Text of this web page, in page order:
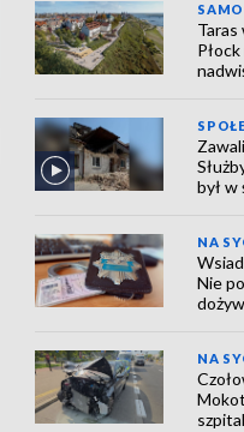
był w
NA
Nie
NA